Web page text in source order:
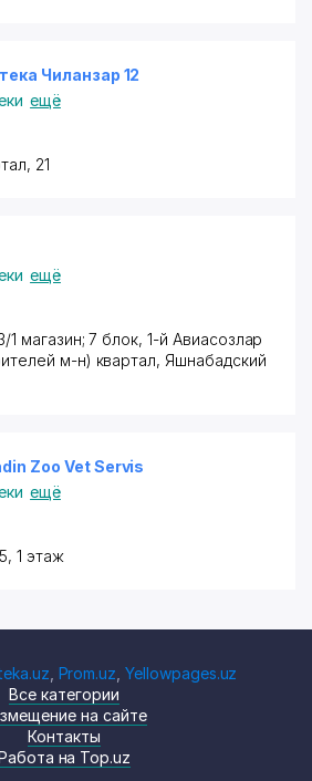
Чиланзар 12
ещё
21
ещё
магазин; 7 блок, 1-й Авиасозлар
м-н) квартал, Яшнабадский
Zoo Vet Servis
ещё
1 этаж
Prom.uz ,Yellowpages.uz
Все категории
на сайте
Контакты
на Top.uz